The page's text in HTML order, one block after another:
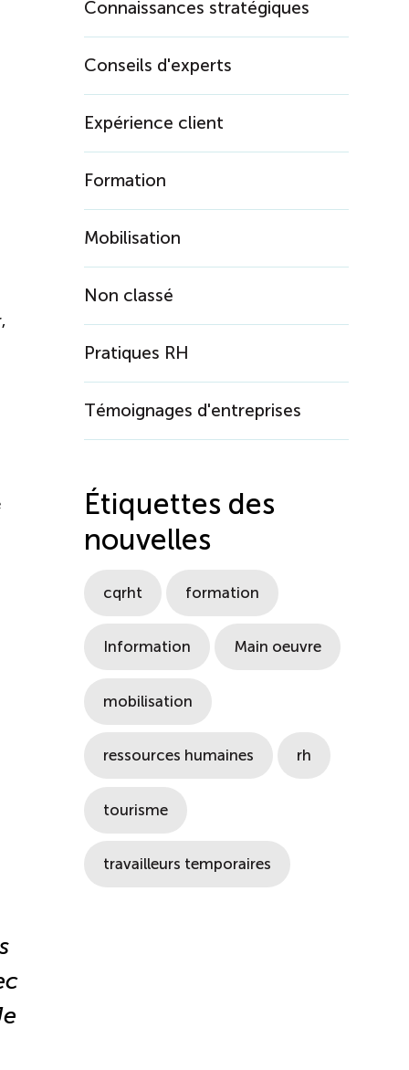
Connaissances stratégiques
Conseils d'experts
Expérience client
Formation
Mobilisation
Non classé
Pratiques RH
Témoignages d'entreprises
Étiquettes des
nouvelles
cqrht formation
Information Main oeuvre
mobilisation
ressources humaines rh
tourisme
travailleurs temporaires